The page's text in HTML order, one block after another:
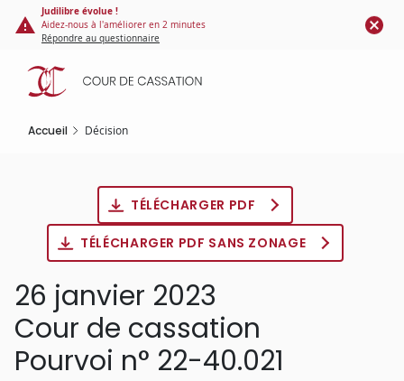
Panneau de gestion des cookies
contenu
principal
Judilibre évolue !
Aidez-nous à l'améliorer en 2 minutes
Répondre au questionnaire
Accueil Décision
TÉLÉCHARGER PDF
TÉLÉCHARGER PDF SANS ZONAGE
26 janvier 2023
Cour de cassation
Pourvoi n° 22-40.021